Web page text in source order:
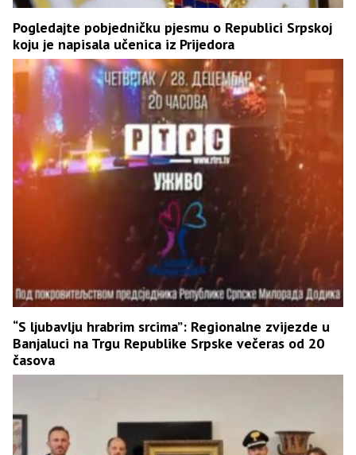
Pogledajte pobjedničku pjesmu o Republici Srpskoj
koju je napisala učenica iz Prijedora
“S ljubavlju hrabrim srcima”: Regionalne zvijezde u
Banjaluci na Trgu Republike Srpske večeras od 20
časova